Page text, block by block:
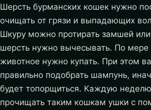
Шерсть бурманских кошек нужно
очищать от грязи и выпадающих
Шкуру можно протирать замшей
шерсть нужно вычесывать. По мере
животное нужно купать. При этом
правильно подобрать шампунь,
будет топорщиться. Каждую
прочищать таким кошкам ушки с